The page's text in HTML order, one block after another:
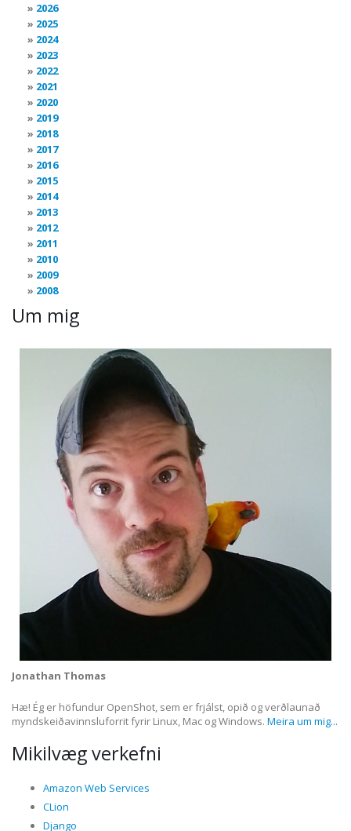
2026
2025
2024
2023
2022
2021
2020
2019
2018
2017
2016
2015
2014
2013
2012
2011
2010
2009
2008
Um mig
Jonathan Thomas
Hæ! Ég er höfundur OpenShot, sem er frjálst, opið og verðlaunað
myndskeiðavinnsluforrit fyrir Linux, Mac og Windows. Meira um mig...
Mikilvæg verkefni
Amazon Web Services
CLion
Django